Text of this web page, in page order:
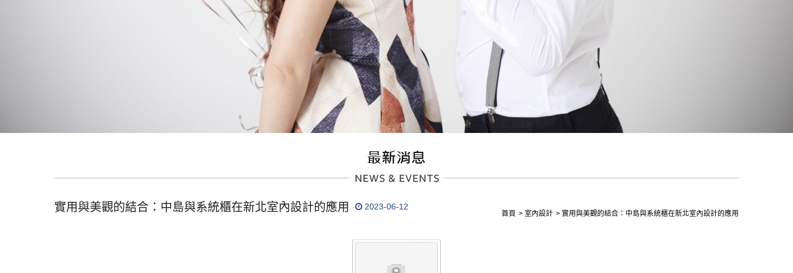
實用與美觀的結合：中島與系統櫃在新北室內設計的應用 2023-06-12
首頁 室內設計 實用與美觀的結合：中島與系統櫃在新北室內設計的應用